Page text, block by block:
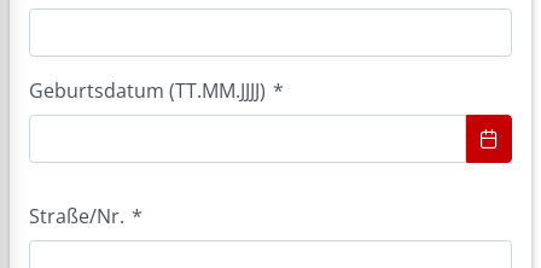
Geburtsdatum (TT.MM.JJJJ) *
Straße/Nr. *